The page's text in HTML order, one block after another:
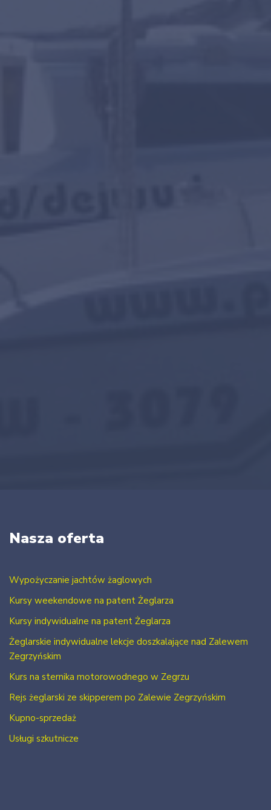
Nasza oferta
Wypożyczanie jachtów żaglowych
Kursy weekendowe na patent Żeglarza
Kursy indywidualne na patent Żeglarza
Żeglarskie indywidualne lekcje doszkalające nad Zalewem
Zegrzyńskim
Kurs na sternika motorowodnego w Zegrzu
Rejs żeglarski ze skipperem po Zalewie Zegrzyńskim
Kupno-sprzedaż
Usługi szkutnicze